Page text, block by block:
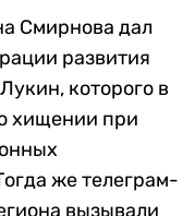
Смирнова дал
развития
которого в
хищении при
же телеграм-
вызывали